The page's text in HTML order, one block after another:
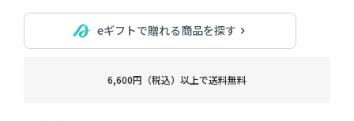
eギフトで贈れる商品を探す
6,600円（税込）以上で送料無料